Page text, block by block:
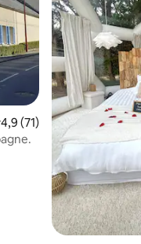
moyenne de 4,9 sur
4,9 (71)